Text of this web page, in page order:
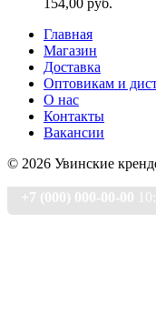
Главная
Магазин
Доставка
Оптовикам и
О нас
Контакты
Вакансии
© 2026 Увинские
+7 (000) 000-00-00